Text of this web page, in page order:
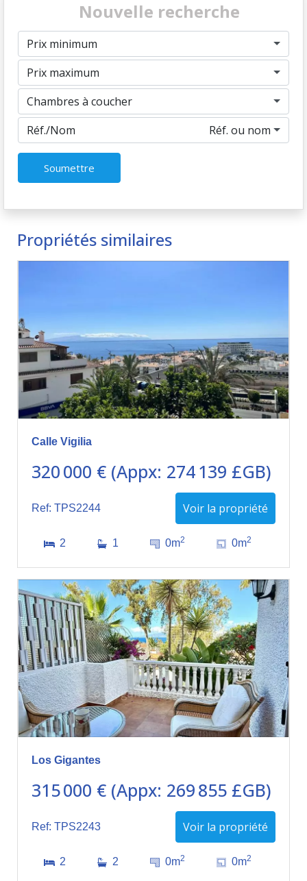
Nouvelle recherche
Prix minimum
Prix maximum
Chambres à coucher
Réf./Nom
Réf. ou nom
Soumettre
Propriétés similaires
Calle Vigilia
320 000 € (Appx: 274 139 £GB)
Ref: TPS2244 Voir la propriété
2 1 0m2 0m2
Los Gigantes
315 000 € (Appx: 269 855 £GB)
Ref: TPS2243 Voir la propriété
2 2 0m2 0m2